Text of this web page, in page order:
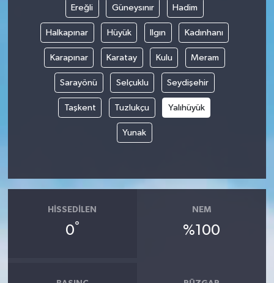
Ereğli Güneysınır Hadim
Halkapınar Hüyük Ilgın Kadınhanı
Karapınar Karatay Kulu Meram
Sarayönü Selçuklu Seydişehir
Taşkent Tuzlukçu Yalıhüyük
Yunak
HISSEDILEN
0°
NEM
%100